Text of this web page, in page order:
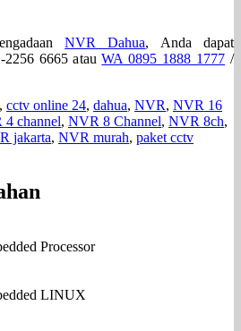
NVR Dahua, Anda dapat
2256 6665 atauWA 0895 1888 1777 /
, cctv online 24, dahua, NVR, NVR 16
4 channel, NVR 8 Channel, NVR 8ch,
jakarta, NVR murah, paket cctv
Processor
LINUX